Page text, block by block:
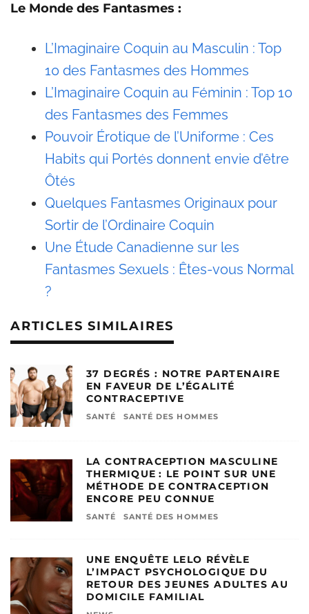
Le Monde des Fantasmes :
L’Imaginaire Coquin au Masculin : Top
10 des Fantasmes des Hommes
L’Imaginaire Coquin au Féminin : Top 10
des Fantasmes des Femmes
Pouvoir Érotique de l’Uniforme : Ces
Habits qui Portés donnent envie d’être
Ôtés
Quelques Fantasmes Originaux pour
Sortir de l’Ordinaire Coquin
Une Étude Canadienne sur les
Fantasmes Sexuels : Êtes-vous Normal
?
ARTICLES SIMILAIRES
37 DEGRÉS : NOTRE PARTENAIRE
EN FAVEUR DE L’ÉGALITÉ
CONTRACEPTIVE
SANTÉ SANTÉ DES HOMMES
LA CONTRACEPTION MASCULINE
THERMIQUE : LE POINT SUR UNE
MÉTHODE DE CONTRACEPTION
ENCORE PEU CONNUE
SANTÉ SANTÉ DES HOMMES
UNE ENQUÊTE LELO RÉVÈLE
L’IMPACT PSYCHOLOGIQUE DU
RETOUR DES JEUNES ADULTES AU
DOMICILE FAMILIAL